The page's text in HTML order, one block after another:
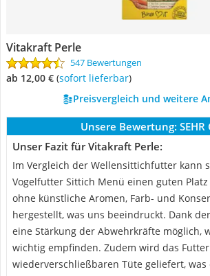
Vitakraft Perle
547 Bewertungen
ab 12,00 € ( Sofort lieferbar)
Preisvergleich und weitere
Unsere Bewertung: SEHR
Unser Fazit für Vitakraft Perle:
Im Vergleich der Wellensittichfutter kann
Vogelfutter Sittich Menü einen guten
ohne künstliche Aromen, Farb- und
hergestellt, was uns beeindruckt. Dank
eine Stärkung der Abwehrkräfte möglich,
wichtig empfinden. Zudem wird das
wiederverschließbaren Tüte geliefert,